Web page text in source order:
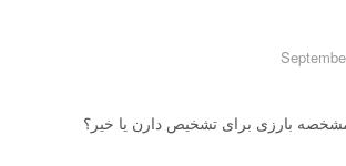
بارزی برای تشخیص دارن یا خیر؟